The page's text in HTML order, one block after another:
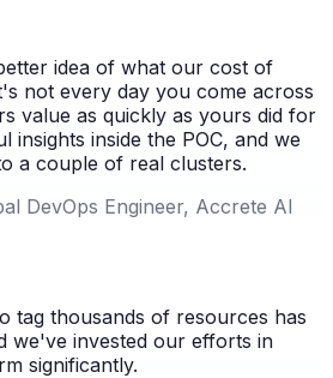
idea of what our cost of
not every day you come across
value as quickly as yours did for
insights inside the POC, and we
a couple of real clusters.
DevOps Engineer, Accrete AI
tag thousands of resources has
we've invested our efforts in
significantly.